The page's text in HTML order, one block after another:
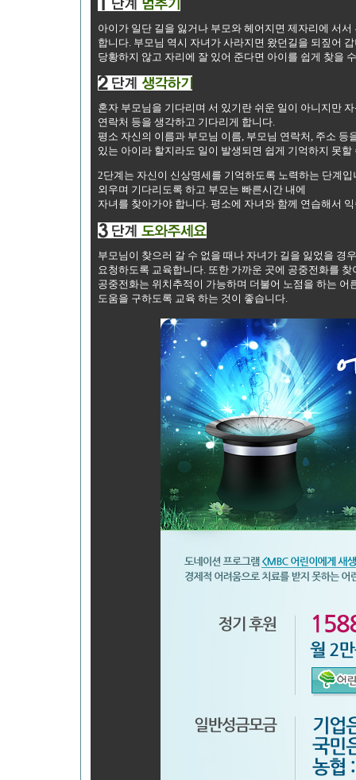
아이가 일단 길을 잃거나 부모와 헤어지면 제자리에 서서
합니다. 부모님 역시 자녀가 사라지면 왔던길을 되짚어
당황하지 않고 자리에 잘 있어 준다면 아이를 쉽게 찾을
혼자 부모님을 기다리며 서 있기란 쉬운 일이 아니지만
연락처 등을 생각하고 기다리게 합니다.
평소 자신의 이름과 부모님 이름, 부모님 연락처, 주소 등
있는 아이라 할지라도 일이 발생되면 쉽게 기억하지 못할
2단계는 자신이 신상명세를 기억하도록 노력하는 단계입
외우며 기다리도록 하고 부모는 빠른시간 내에
자녀를 찾아가야 합니다. 평소에 자녀와 함께 연습해서
부모님이 찾으러 갈 수 없을 때나 자녀가 길을 잃었을 경
요청하도록 교육합니다. 또한 가까운 곳에 공중전화를
공중전화는 위치추적이 가능하며 더불어 노점을 하는
도움을 구하도록 교육 하는 것이 좋습니다.